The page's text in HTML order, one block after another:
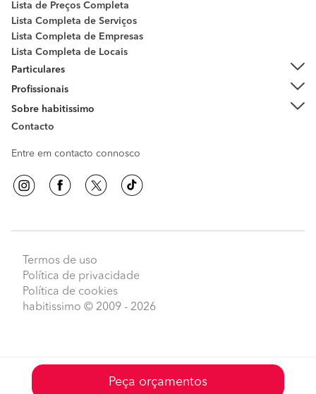
Peça orçamentos
Lista de Preços Completa
Lista Completa de Serviços
Lista Completa de Empresas
Lista Completa de Locais
Particulares
Profissionais
Sobre habitissimo
Contacto
Entre em contacto connosco
Termos de uso
Política de privacidade
Política de cookies
habitissimo © 2009 - 2026